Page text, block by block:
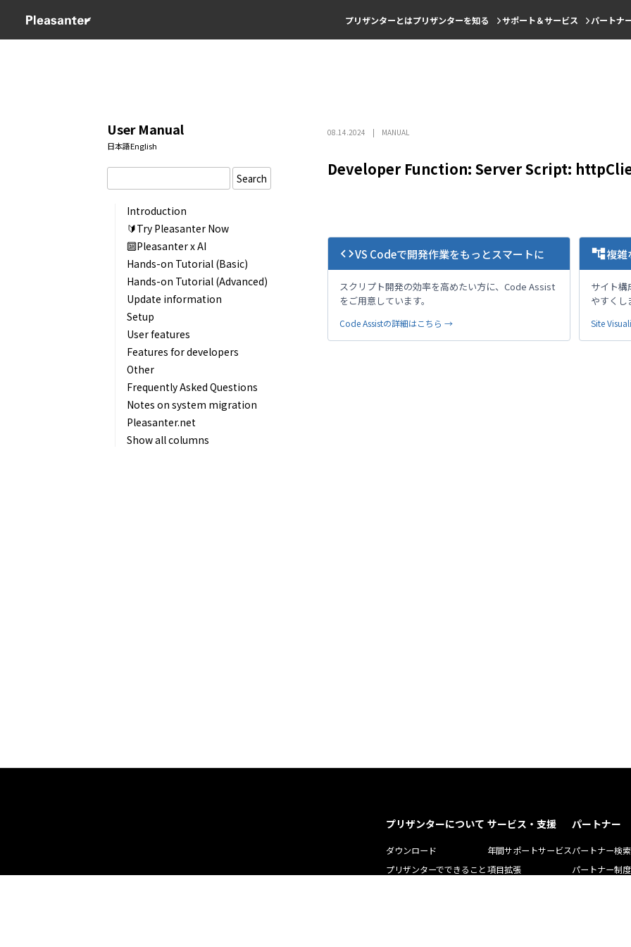
プリザンターとはプリザンターを知る サポート＆サービス パートナ
User Manual
日本語English
Search
Introduction
🔰Try Pleasanter Now
🔟Pleasanter x AI
Hands-on Tutorial (Basic)
Hands-on Tutorial (Advanced)
Update information
Setup
User features
Features for developers
Other
Frequently Asked Questions
Notes on system migration
Pleasanter.net
Show all columns
08.14.2024 MANUAL
Developer Function: Server Script:
codeVS Codeで開発作業をもっとスマートに
スクリプト開発の効率を高めたい方に、Code Assist
をご用意しています。
Code Assistの詳細はこちら →
account_tree複雑
サイト構
やすくし
Site
プリザンターについて
ダウンロード
プリザンターでできること
サービス・支援
年間サポートサービス
項目拡張
パートナー
パートナー検索
パートナー制度